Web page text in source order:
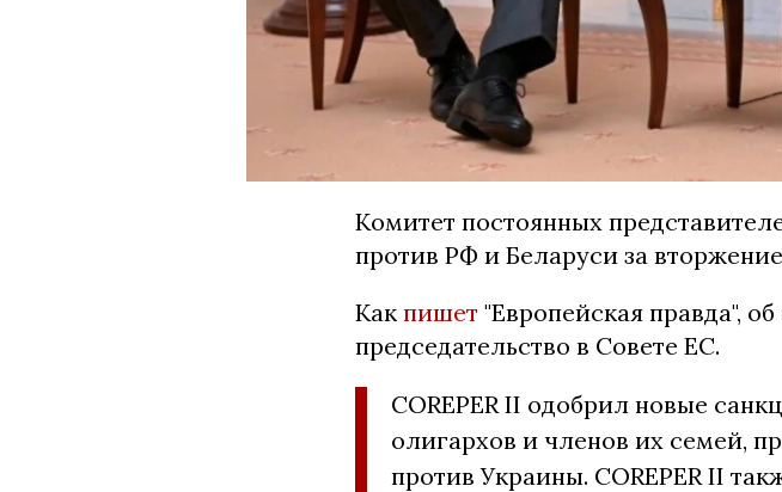
Комитет постоянных
против РФ и Беларуси за
Как пишет "Европейская правда",
председательство в Совете ЕС.
COREPER II одобрил новые
олигархов и членов их семей,
против Украины. COREPER II